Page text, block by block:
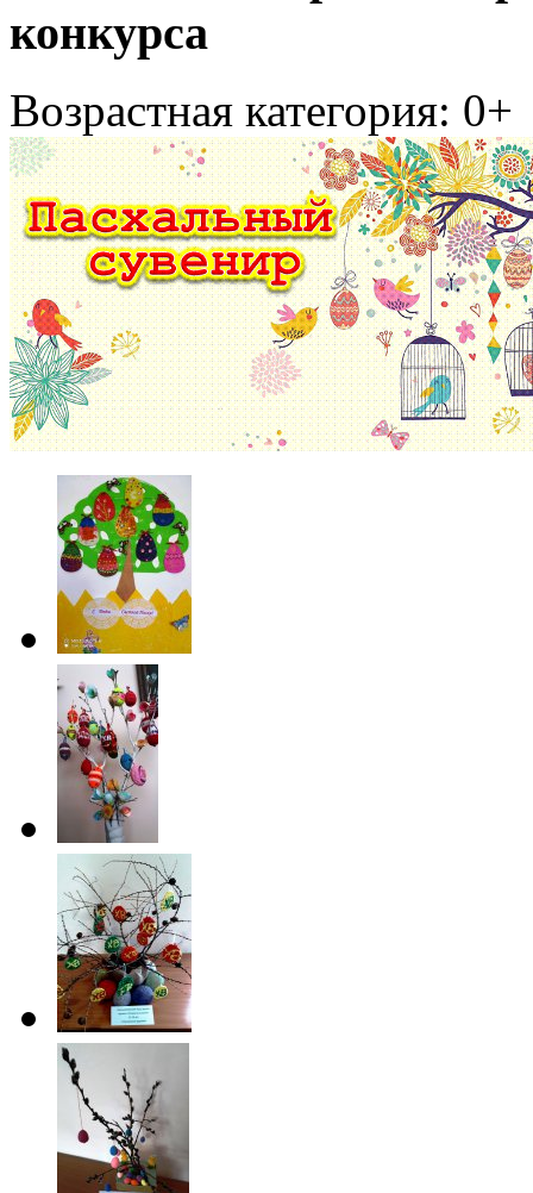
конкурса
Возрастная категория: 0+